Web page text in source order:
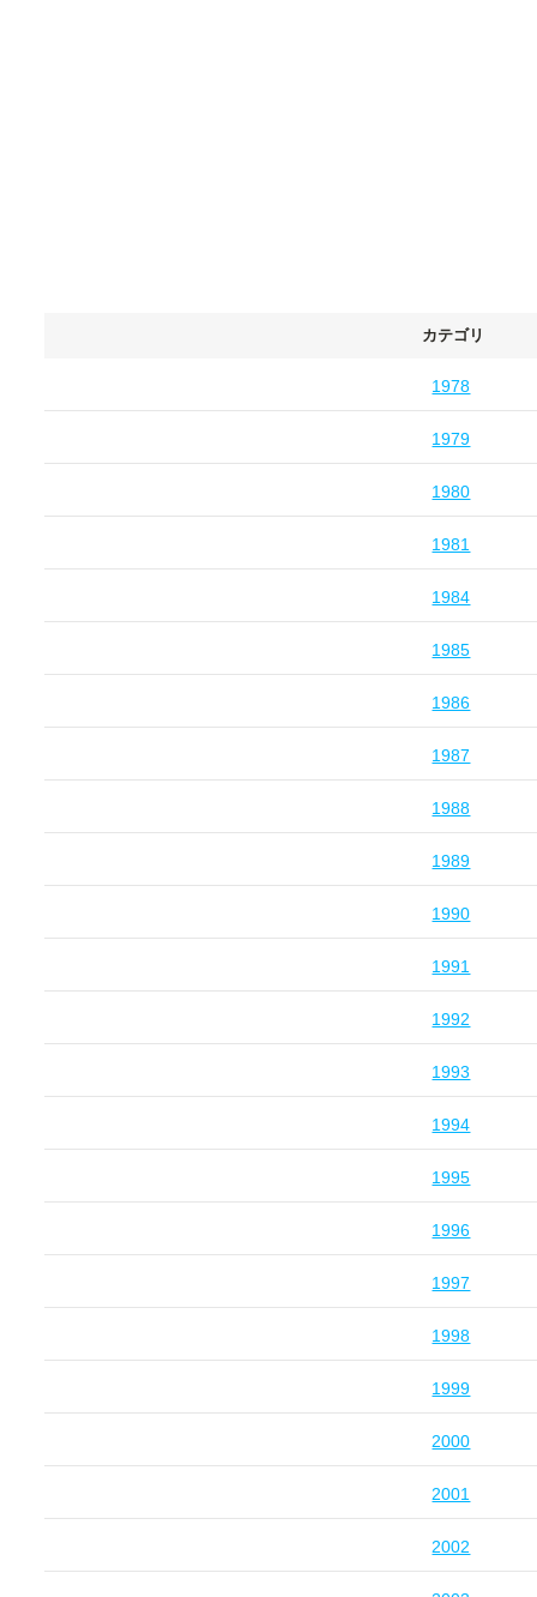
カテゴリ
1978
1979
1980
1981
1984
1985
1986
1987
1988
1989
1990
1991
1992
1993
1994
1995
1996
1997
1998
1999
2000
2001
2002